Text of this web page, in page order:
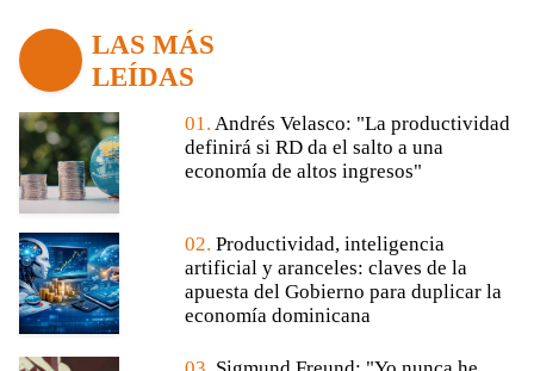
LAS MÁS
LEÍDAS
01. Andrés Velasco: "La productividad
definirá si RD da el salto a una
economía de altos ingresos"
02. Productividad, inteligencia
artificial y aranceles: claves de la
apuesta del Gobierno para duplicar la
economía dominicana